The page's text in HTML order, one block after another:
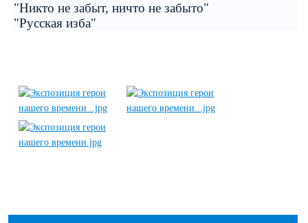
"Никто не забыт, ничто не забыто"
"Русская изба"